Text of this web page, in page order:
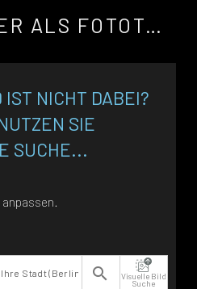
BUNTE BILDER ALS FOTOTAPETEN
NICHT DABEI?
SIE
SUCHE...
Visuelle Bild
Suche
